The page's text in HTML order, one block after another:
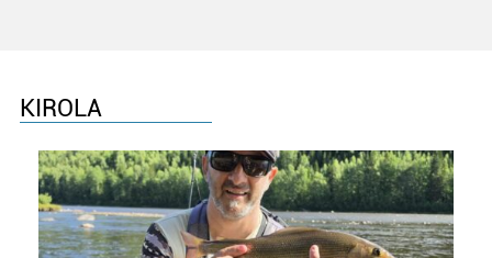
KIROLA